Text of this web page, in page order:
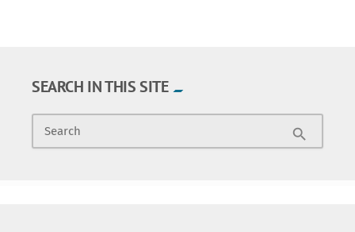
SEARCH IN THIS SITE
Search search